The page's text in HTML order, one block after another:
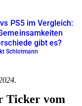
PS5 im Vergleich:
gibt es?
Schlotmann
Ticker vom